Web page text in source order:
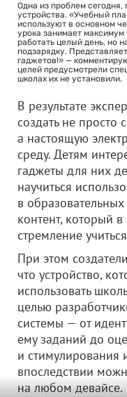
Одна из проблем сегодня,
устройства. «Учебный
используют в основном
урока занимает
работать целый день, но
подзарядку.
гаджетов!» —
целей предусмотрели
школах их не установили.
В результате
создать не просто
а настоящую
среду. Детям
гаджеты для них
научиться
в
контент, который
стремление
При этом
что устройство,
использовать
целью
системы — от
ему заданий до
и стимулирования
впоследствии
на любом девайсе.